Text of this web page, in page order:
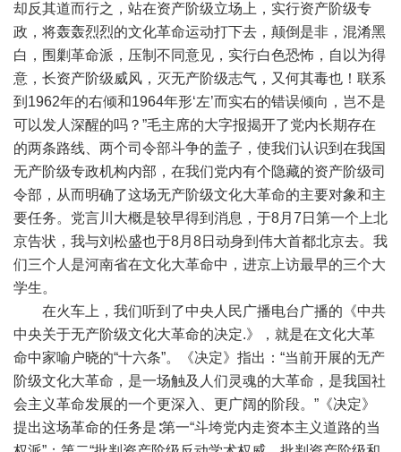
却反其道而行之，站在资产阶级立场上，实行资产阶级专
政，将轰轰烈烈的文化革命运动打下去，颠倒是非，混淆黑
白，围剿革命派，压制不同意见，实行白色恐怖，自以为得
意，长资产阶级威风，灭无产阶级志气，又何其毒也！联系
到1962年的右倾和1964年形‘左’而实右的错误倾向，岂不是
可以发人深醒的吗？”毛主席的大字报揭开了党内长期存在
的两条路线、两个司令部斗争的盖子，使我们认识到在我国
无产阶级专政机构内部，在我们党内有个隐藏的资产阶级司
令部，从而明确了这场无产阶级文化大革命的主要对象和主
要任务。党言川大概是较早得到消息，于8月7日第一个上北
京告状，我与刘松盛也于8月8日动身到伟大首都北京去。我
们三个人是河南省在文化大革命中，进京上访最早的三个大
学生。
在火车上，我们听到了中央人民广播电台广播的《中共
中央关于无产阶级文化大革命的决定.》，就是在文化大革
命中家喻户晓的“十六条”。《决定》指出：“当前开展的无产
阶级文化大革命，是一场触及人们灵魂的大革命，是我国社
会主义革命发展的一个更深入、更广阔的阶段。”《决定》
提出这场革命的任务是∶第一“斗垮党内走资本主义道路的当